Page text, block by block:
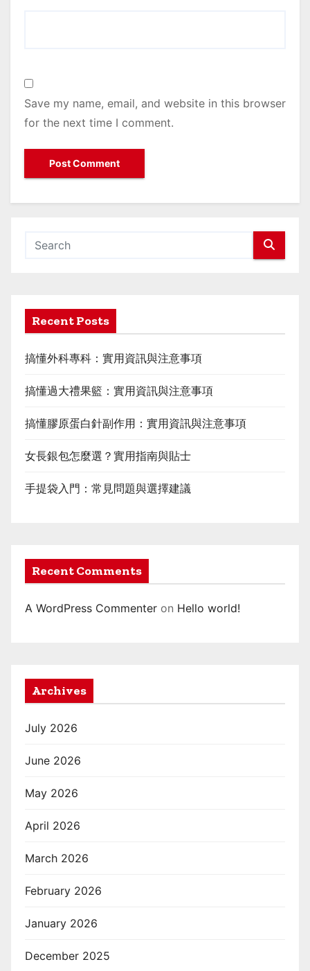
Save my name, email, and website in this browser
for the next time I comment.
Recent Posts
搞懂外科專科：實用資訊與注意事項
搞懂過大禮果籃：實用資訊與注意事項
搞懂膠原蛋白針副作用：實用資訊與注意事項
女長銀包怎麼選？實用指南與貼士
手提袋入門：常見問題與選擇建議
Recent Comments
A WordPress Commenter on Hello world!
Archives
July 2026
June 2026
May 2026
April 2026
March 2026
February 2026
January 2026
December 2025